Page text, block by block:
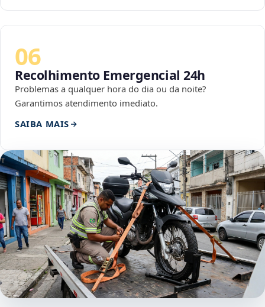
06
Recolhimento Emergencial 24h
Problemas a qualquer hora do dia ou da noite?
Garantimos atendimento imediato.
SAIBA MAIS